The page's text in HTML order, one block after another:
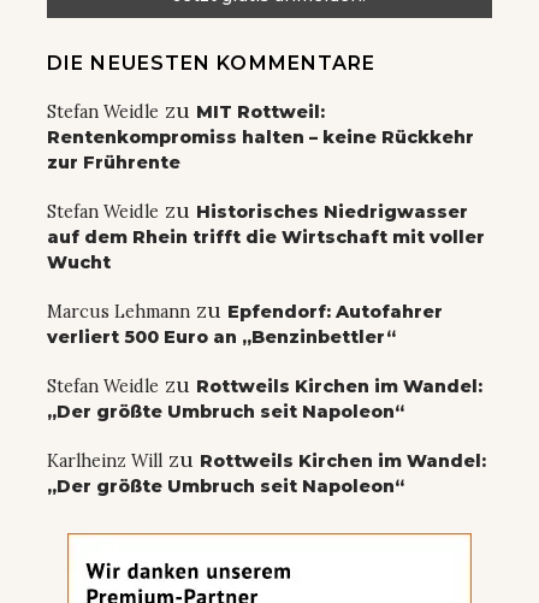
DIE NEUESTEN KOMMENTARE
Stefan Weidle zu MIT Rottweil:
Rentenkompromiss halten – keine Rückkehr
zur Frührente
Stefan Weidle zu Historisches Niedrigwasser
auf dem Rhein trifft die Wirtschaft mit voller
Wucht
Marcus Lehmann zu Epfendorf: Autofahrer
verliert 500 Euro an „Benzinbettler“
Stefan Weidle zu Rottweils Kirchen im Wandel:
„Der größte Umbruch seit Napoleon“
Karlheinz Will zu Rottweils Kirchen im Wandel:
„Der größte Umbruch seit Napoleon“